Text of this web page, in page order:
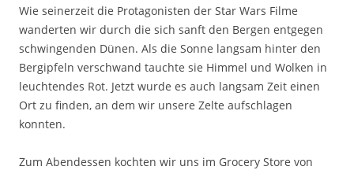
Wie seinerzeit die Protagonisten der Star Wars Filme
wanderten wir durch die sich sanft den Bergen entgegen
schwingenden Dünen. Als die Sonne langsam hinter den
Bergipfeln verschwand tauchte sie Himmel und Wolken in
leuchtendes Rot. Jetzt wurde es auch langsam Zeit einen
Ort zu finden, an dem wir unsere Zelte aufschlagen
konnten.
Zum Abendessen kochten wir uns im Grocery Store von